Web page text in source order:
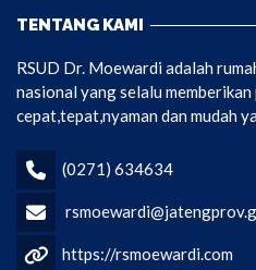
TENTANG KAMI
RSUD Dr. Moewardi adalah
nasional yang selalu memberikan
cepat,tepat,nyaman dan mudah
(0271) 634634
https://rsmoewardi.com